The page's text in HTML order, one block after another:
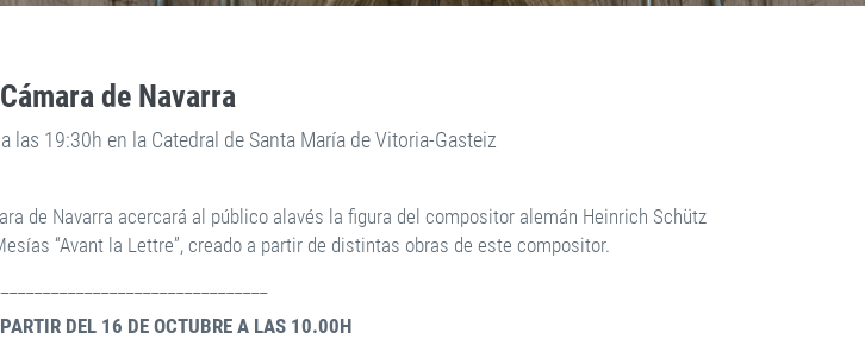
de Navarra
las 19:30h en la Catedral de Santa María de Vitoria-Gasteiz
de Navarra acercará al público alavés la figura del compositor alemán Heinrich Schütz
“Avant la Lettre”, creado a partir de distintas obras de este compositor.
DEL 16 DE OCTUBRE A LAS 10.00H